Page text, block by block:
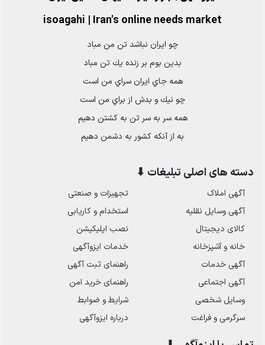
isoagahi | Iran's online needs market
چو ايران نباشد تن من مباد
بدين بوم بر زنده يك تن مباد
همه جاي ايران سراي من است
چو نيك و بدش از براي من است
همه سر به سر تن به كشتن دهيم
به از آنكه كشور به دشمن دهيم
دسته های اصلی تبلیغات ⬇
آگهی املاک
آگهی وسایل نقلیه
کالای دیجیتال
خانه و آشپزخانه
آگهی خدمات
آگهی اجتماعی
وسایل شخصی
سرگرمی و فراغت
تجهیزات و صنعتی
استخدام و کاریابی
نصب اپلیکیشن
خدمات ایزوآگهی
راهنمای ثبت آگهی
راهنمای خرید امن
شرایط و ضوابط
درباره ایزوآگهی